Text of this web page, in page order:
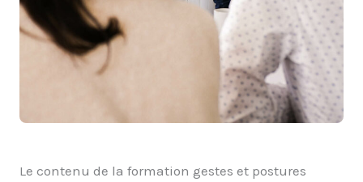
Le contenu de la formation gestes et postures